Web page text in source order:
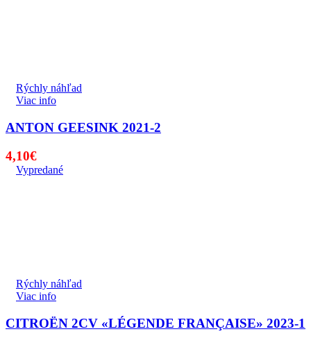
Rýchly náhľad
Viac info
ANTON GEESINK 2021-2
4,10€
Vypredané
Rýchly náhľad
Viac info
CITROËN 2CV «LÉGENDE FRANÇAISE» 2023-1